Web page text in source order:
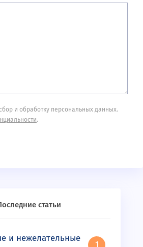
и обработку персональных данных.
.
статьи